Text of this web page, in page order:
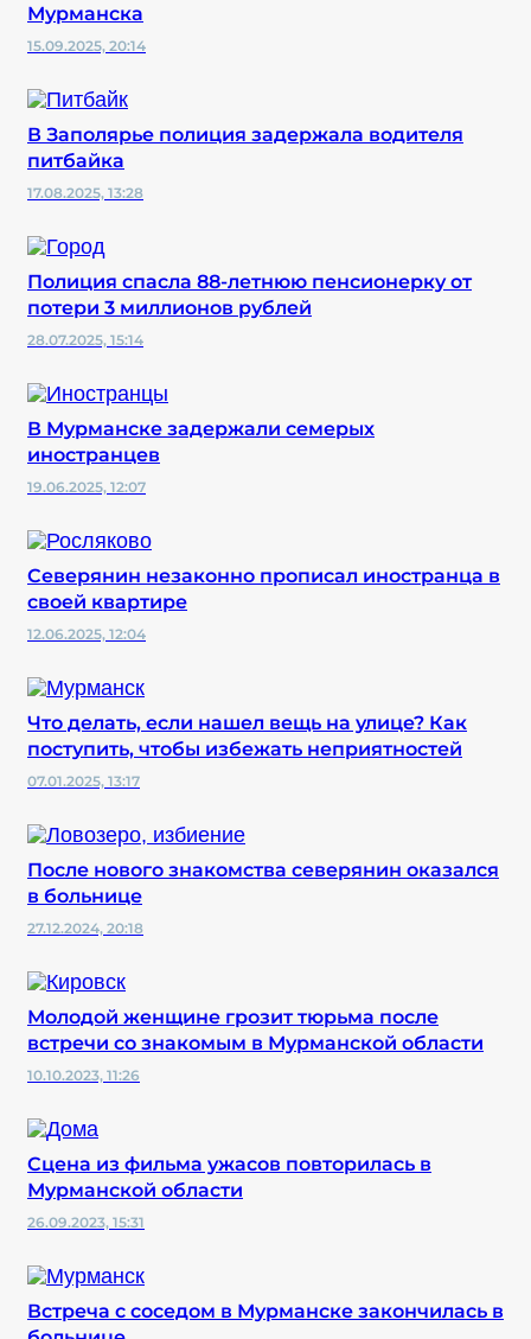
Мурманска
15.09.2025, 20:14
В Заполярье полиция задержала водителя
питбайка
17.08.2025, 13:28
Полиция спасла 88-летнюю пенсионерку от
потери 3 миллионов рублей
28.07.2025, 15:14
В Мурманске задержали семерых
иностранцев
19.06.2025, 12:07
Северянин незаконно прописал иностранца в
своей квартире
12.06.2025, 12:04
Что делать, если нашел вещь на улице? Как
поступить, чтобы избежать неприятностей
07.01.2025, 13:17
После нового знакомства северянин оказался
в больнице
27.12.2024, 20:18
Молодой женщине грозит тюрьма после
встречи со знакомым в Мурманской области
10.10.2023, 11:26
Сцена из фильма ужасов повторилась в
Мурманской области
26.09.2023, 15:31
Встреча с соседом в Мурманске закончилась в